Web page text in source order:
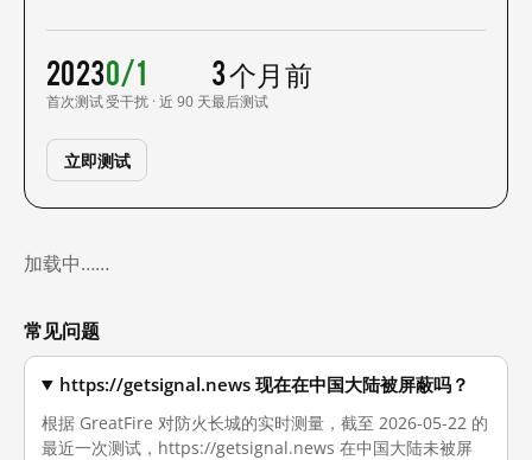
2023
首次测试
0/1
受干扰 · 近 90 天
3 个月前
最后测试
立即测试
加载中……
常见问题
https://getsignal.news 现在在中国大陆被屏蔽吗？
根据 GreatFire 对防火长城的实时测量，截至 2026-05-22 的
最近一次测试，https://getsignal.news 在中国大陆未被屏